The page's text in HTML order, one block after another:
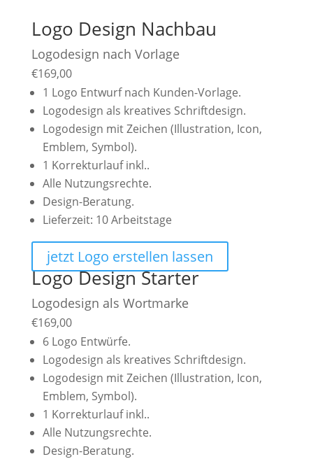
Logo Design Nachbau
Logodesign nach Vorlage
€169,00
1 Logo Entwurf nach Kunden-Vorlage.
Logodesign als kreatives Schriftdesign.
Logodesign mit Zeichen (Illustration, Icon,
Emblem, Symbol).
1 Korrekturlauf inkl..
Alle Nutzungsrechte.
Design-Beratung.
Lieferzeit: 10 Arbeitstage
jetzt Logo erstellen lassen
Logo Design Starter
Logodesign als Wortmarke
€169,00
6 Logo Entwürfe.
Logodesign als kreatives Schriftdesign.
Logodesign mit Zeichen (Illustration, Icon,
Emblem, Symbol).
1 Korrekturlauf inkl..
Alle Nutzungsrechte.
Design-Beratung.